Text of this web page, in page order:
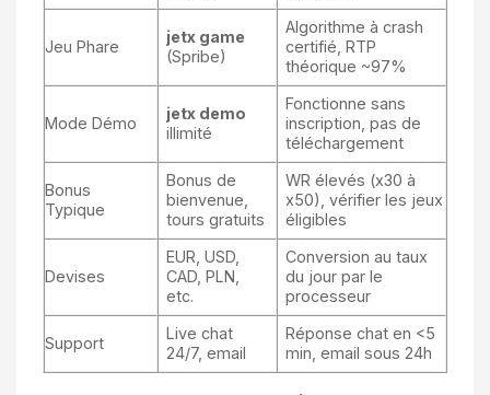
Jeu Phare
jetx game
(Spribe)
Algorithme à crash
certifié, RTP
théorique ~97%
Mode Démo
jetx demo
illimité
Fonctionne sans
inscription, pas de
téléchargement
Bonus
Typique
Bonus de
bienvenue,
tours gratuits
WR élevés (x30 à
x50), vérifier les jeux
éligibles
Devises
EUR, USD,
CAD, PLN,
etc.
Conversion au taux
du jour par le
processeur
Support
Live chat
24/7, email
Réponse chat en <5
min, email sous 24h